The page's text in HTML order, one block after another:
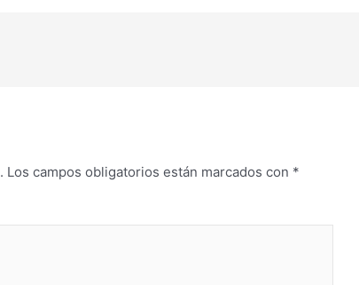
Los campos obligatorios están marcados con *